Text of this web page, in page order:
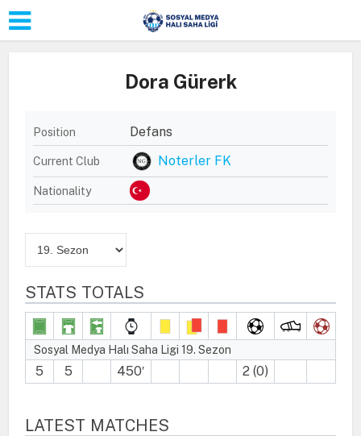
Dora Gürerk
Position Defans
Current Club Noterler FK
Nationality
STATS TOTALS
Sosyal Medya Halı Saha Ligi 19. Sezon
5 5 450′ 2 (0)
LATEST MATCHES